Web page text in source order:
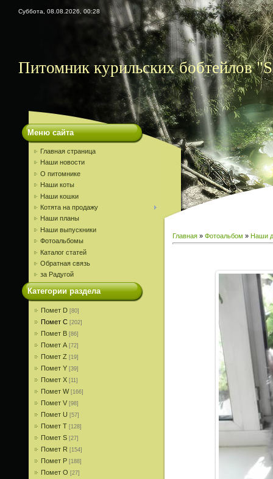
Суббота, 08.08.2026, 00:28
Питомник курильских бобтейлов
Меню сайта
Главная страница
Наши новости
О питомнике
Наши коты
Наши кошки
Котята на продажу
Наши планы
Наши выпускники
Фотоальбомы
Каталог статей
Обратная связь
за Радугой
Категории раздела
Помет D [80]
Помет С [202]
Помет В [86]
Помет A [72]
Помет Z [19]
Помет Y [39]
Помет X [11]
Помет W [166]
Помет V [98]
Помет U [57]
Помет T [128]
Помет S [27]
Помет R [154]
Помет P [188]
Помет О [27]
Главная » Фотоальбом » Наши